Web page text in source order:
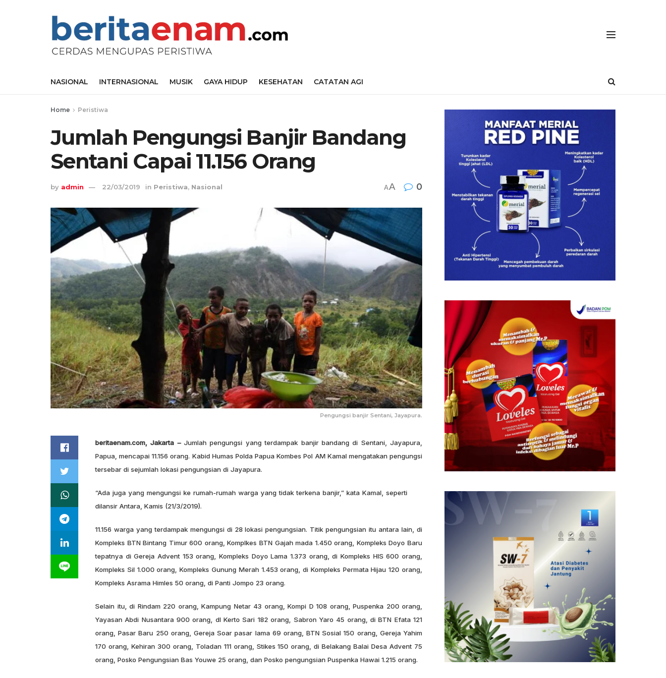
NASIONAL INTERNASIONAL MUSIK GAYA HIDUP KESEHATAN CATATAN AGI
Home Peristiwa
Jumlah Pengungsi Banjir Bandang
Sentani Capai 11.156 Orang
by admin 22/03/2019 in Peristiwa, Nasional AA 0
Pengungsi banjir Sentani, Jayapura.
beritaenam.com, Jakarta –Jumlah pengungsi yang terdampak banjir bandang di Sentani, Jayapura,
Papua, mencapai 11.156 orang. Kabid Humas Polda Papua Kombes Pol AM Kamal mengatakan pengungsi
tersebar di sejumlah lokasi pengungsian di Jayapura.
“Ada juga yang mengungsi ke rumah-rumah warga yang tidak terkena banjir,” kata Kamal, seperti
dilansir Antara, Kamis (21/3/2019).
11.156 warga yang terdampak mengungsi di 28 lokasi pengungsian. Titik pengungsian itu antara lain, di
Kompleks BTN Bintang Timur 600 orang, Komplkes BTN Gajah mada 1.450 orang, Kompleks Doyo Baru
tepatnya di Gereja Advent 153 orang, Kompleks Doyo Lama 1.373 orang, di Kompleks HIS 600 orang,
Kompleks Sil 1.000 orang, Kompleks Gunung Merah 1.453 orang, di Kompleks Permata Hijau 120 orang,
Kompleks Asrama Himles 50 orang, di Panti Jompo 23 orang.
Selain itu, di Rindam 220 orang, Kampung Netar 43 orang, Kompi D 108 orang, Puspenka 200 orang,
Yayasan Abdi Nusantara 900 orang, dI Kerto Sari 182 orang, Sabron Yaro 45 orang, di BTN Efata 121
orang, Pasar Baru 250 orang, Gereja Soar pasar lama 69 orang, BTN Sosial 150 orang, Gereja Yahim
170 orang, Kehiran 300 orang, Toladan 111 orang, Stikes 150 orang, di Belakang Balai Desa Advent 75
orang, Posko Pengungsian Bas Youwe 25 orang, dan Posko pengungsian Puspenka Hawai 1.215 orang.